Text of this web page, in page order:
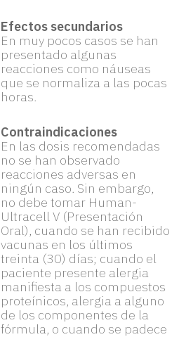
Efectos secundarios
En muy pocos casos se han
presentado algunas
reacciones como náuseas
que se normaliza a las pocas
horas.
Contraindicaciones
En las dosis recomendadas
no se han observado
reacciones adversas en
ningún caso. Sin embargo,
no debe tomar Human-
Ultracell V (Presentación
Oral), cuando se han recibido
vacunas en los últimos
treinta (30) días; cuando el
paciente presente alergia
manifiesta a los compuestos
proteínicos, alergia a alguno
de los componentes de la
fórmula, o cuando se padece